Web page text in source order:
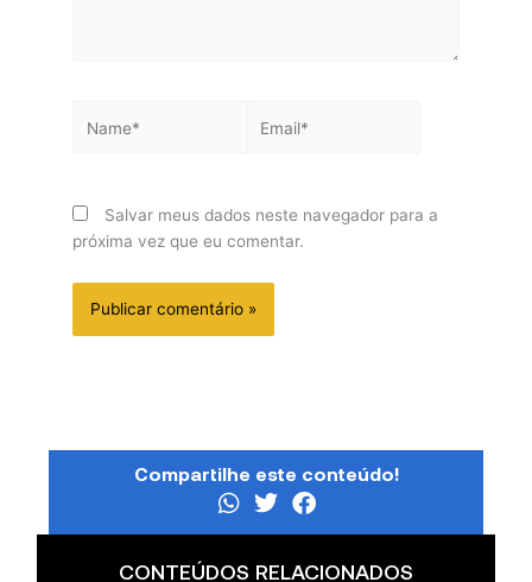
Salvar meus dados neste navegador para a
próxima vez que eu comentar.
Compartilhe este conteúdo!
CONTEÚDOS RELACIONADOS